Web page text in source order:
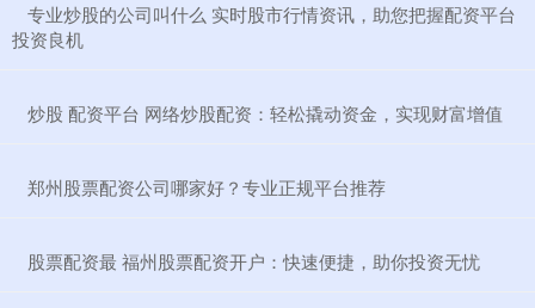
​专业炒股的公司叫什么 实时股市行情资讯，助您把握配资平台
投资良机
​炒股 配资平台 网络炒股配资：轻松撬动资金，实现财富增值
​郑州股票配资公司哪家好？专业正规平台推荐
​股票配资最 福州股票配资开户：快速便捷，助你投资无忧